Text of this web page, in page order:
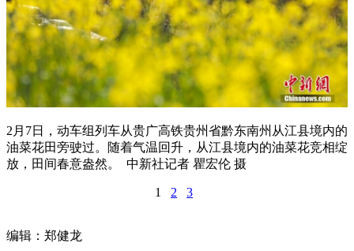
2月7日，动车组列车从贵广高铁贵州省黔东南州从江县境内的
油菜花田旁驶过。随着气温回升，从江县境内的油菜花竞相绽
放，田间春意盎然。 中新社记者 瞿宏伦 摄
1 2 3
编辑：郑健龙